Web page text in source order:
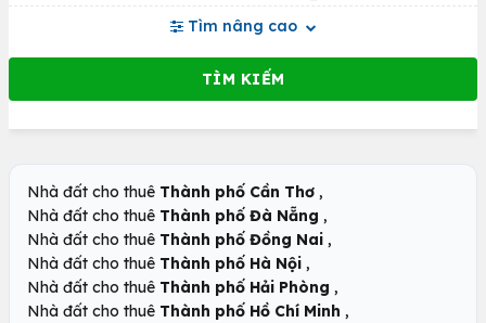
Tìm nâng cao
Nhà đất cho thuê Thành phố Cần Thơ ,
Nhà đất cho thuê Thành phố Đà Nẵng ,
Nhà đất cho thuê Thành phố Đồng Nai ,
Nhà đất cho thuê Thành phố Hà Nội ,
Nhà đất cho thuê Thành phố Hải Phòng ,
Nhà đất cho thuê Thành phố Hồ Chí Minh ,